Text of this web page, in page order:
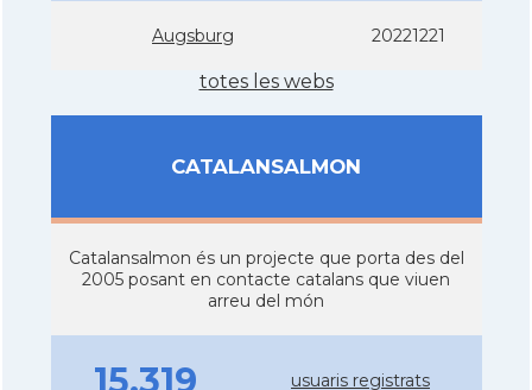
Augsburg 20221221
totes les webs
CATALANSALMON
Catalansalmon és un projecte que porta des del
2005 posant en contacte catalans que viuen
arreu del món
15.319 usuaris registrats